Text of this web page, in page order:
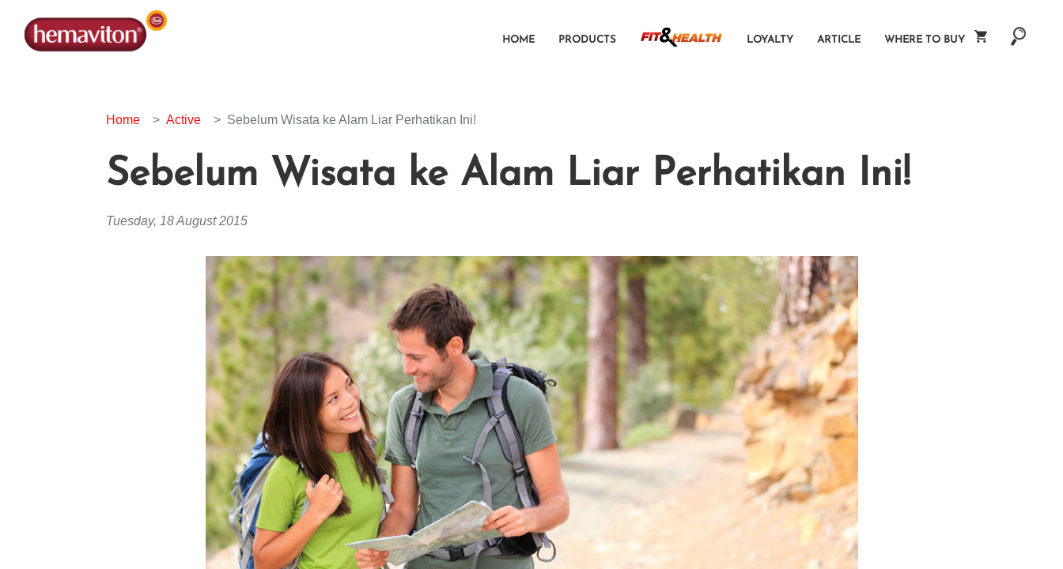
HOME PRODUCTS LOYALTY ARTICLE WHERE TO BUY
Home Active Sebelum Wisata ke Alam Liar Perhatikan Ini!
Sebelum Wisata ke Alam Liar Perhatikan Ini!
Tuesday, 18 August 2015